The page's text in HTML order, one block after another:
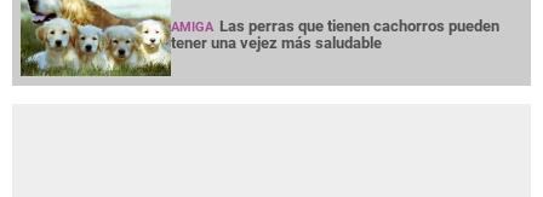
AMIGA Las perras que tienen cachorros pueden
tener una vejez más saludable